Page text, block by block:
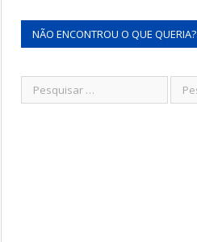
NÃO ENCONTROU O QUE QUERIA?